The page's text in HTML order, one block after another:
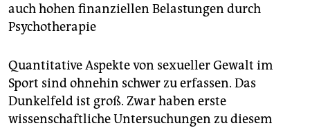
auch hohen finanziellen Belastungen durch
Psychotherapie
Quantitative Aspekte von sexueller Gewalt im
Sport sind ohnehin schwer zu erfassen. Das
Dunkelfeld ist groß. Zwar haben erste
wissenschaftliche Untersuchungen zu diesem